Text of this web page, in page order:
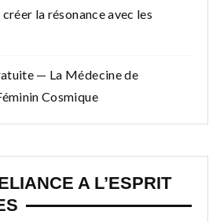
la résonance avec les
— La Médecine de
Cosmique
A L’ESPRIT